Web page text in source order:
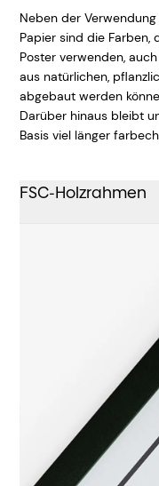
Neben der
Papier sind die Farben,
Poster verwenden,
aus natürlichen,
abgebaut werden
Darüber hinaus bleibt
Basis viel länger
FSC-Holzrahmen